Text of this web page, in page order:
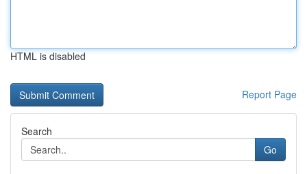
HTML is disabled
Report Page
Search
Go